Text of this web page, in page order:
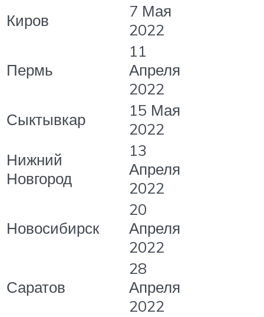
Киров
7 Мая
2022
Пермь
11
Апреля
2022
Сыктывкар
15 Мая
2022
Нижний
Новгород
13
Апреля
2022
Новосибирск
20
Апреля
2022
Саратов
28
Апреля
2022